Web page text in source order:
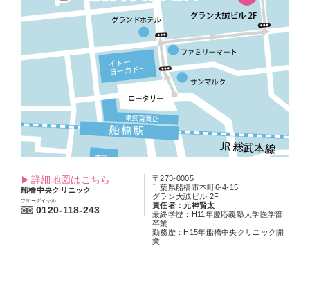
詳細地図はこちら
船橋中央クリニック
フリーダイヤル
0120-118-243
〒273-0005
千葉県船橋市本町6-4-15
グラン大誠ビル 2F
責任者：元神賢太
最終学歴：H11年慶応義塾大学医学部
卒業
勤務歴：H15年船橋中央クリニック開
業